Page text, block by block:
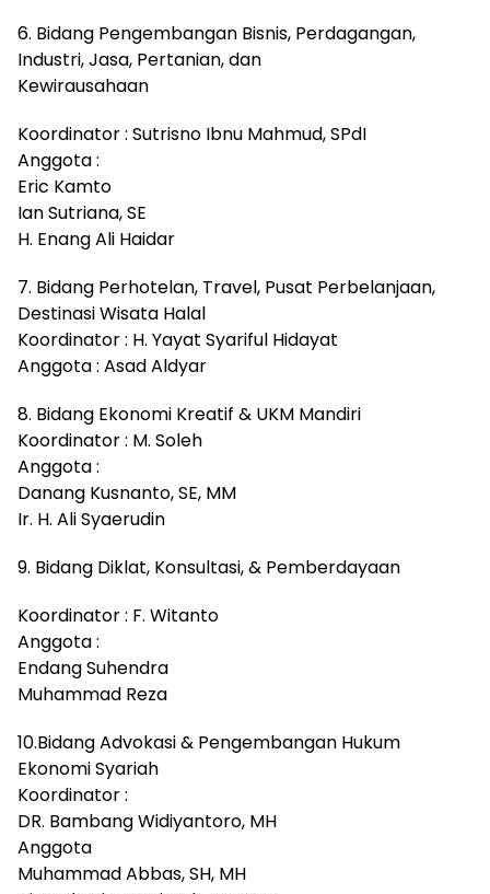
6. Bidang Pengembangan Bisnis, Perdagangan,
Industri, Jasa, Pertanian, dan
Kewirausahaan
Koordinator : Sutrisno Ibnu Mahmud, SPdI
Anggota :
Eric Kamto
Ian Sutriana, SE
H. Enang Ali Haidar
7. Bidang Perhotelan, Travel, Pusat Perbelanjaan,
Destinasi Wisata Halal
Koordinator : H. Yayat Syariful Hidayat
Anggota : Asad Aldyar
8. Bidang Ekonomi Kreatif & UKM Mandiri
Koordinator : M. Soleh
Anggota :
Danang Kusnanto, SE, MM
Ir. H. Ali Syaerudin
9. Bidang Diklat, Konsultasi, & Pemberdayaan
Koordinator : F. Witanto
Anggota :
Endang Suhendra
Muhammad Reza
10.Bidang Advokasi & Pengembangan Hukum
Ekonomi Syariah
Koordinator :
DR. Bambang Widiyantoro, MH
Anggota
Muhammad Abbas, SH, MH